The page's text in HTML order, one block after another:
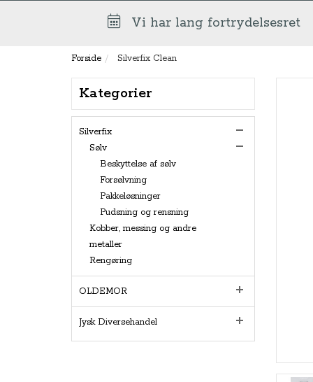
Vi har lang fortrydelsesret
Forside Silverfix Clean
Kategorier
Silverfix
Sølv
Beskyttelse af sølv
Forsølvning
Pakkeløsninger
Pudsning og rensning
Kobber, messing og andre
metaller
Rengøring
OLDEMOR
Jysk Diversehandel